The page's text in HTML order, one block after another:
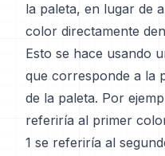
la paleta, en lugar de
color directamente
Esto se hace usando
que corresponde a la
de la paleta. Por
referiría al primer
1 se referiría al